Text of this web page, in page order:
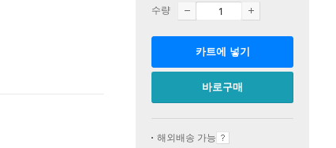
수량
카트에 넣기
바로구매
해외배송 가능